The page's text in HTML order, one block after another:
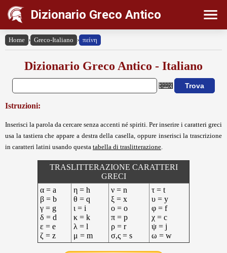
Dizionario Greco Antico
Home › Greco-Italiano › πείνη
Dizionario Greco Antico - Italiano
Istruzioni:
Inserisci la parola da cercare senza accenti né spiriti. Per inserire i caratteri greci
usa la tastiera che appare a destra della casella, oppure inserisci la trascrizione
in caratteri latini usando questa tabella di traslitterazione
TRASLITTERAZIONE CARATTERI
GRECI
α = a
β = b
γ = g
δ = d
ε = e
ζ = z
η = h
θ = q
ι = i
κ = k
λ = l
μ = m
ν = n
ξ = x
ο = o
π = p
ρ = r
σ,ς = s
τ = t
υ = y
φ = f
χ = c
ψ = j
ω = w